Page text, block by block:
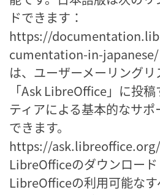
ドできます：
https://
cumentation-in-japanese/
は、ユーザーメーリング
「Ask LibreOffice」に投
ティアによる基本的なサ
できます。
https://
LibreOfficeのダウンロー
LibreOfficeの利用可能な